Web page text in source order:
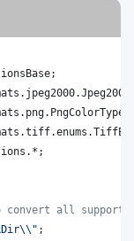
;
. jpeg2000.
. png. PngColorType
.tiff.enums .
.*;
convert all
\\ " ;